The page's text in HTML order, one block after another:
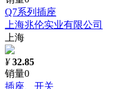
Q7系列插座
上海兆伦实业有限公司
上海
¥ 32.85
销量0
插座、开关